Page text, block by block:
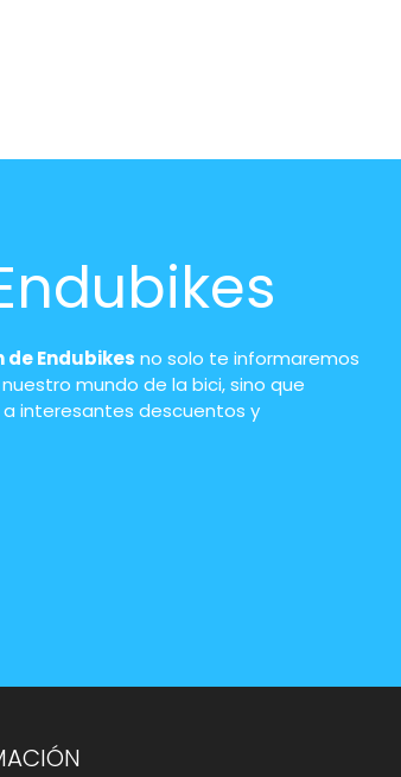
Endubikes no solo te informaremos
mundo de la bici, sino que
interesantes descuentos y